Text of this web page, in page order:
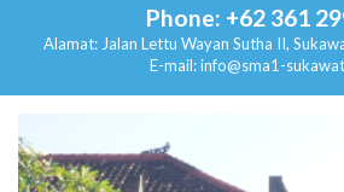
Phone: +62 361
Alamat: Jalan Lettu Wayan Sutha II,
E-mail: info@sma1-